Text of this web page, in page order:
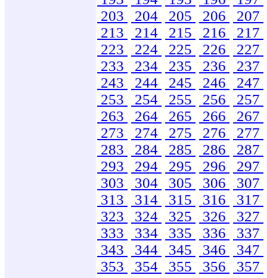
203
204 205 206
207
213
214 215 216
217
223
224 225 226
227
233
234 235 236
237
243
244 245 246
247
253
254 255 256
257
263
264 265 266
267
273
274 275 276
277
283
284 285 286
287
293
294 295 296
297
303
304 305 306
307
313
314 315 316
317
323
324 325 326
327
333
334 335 336
337
343
344 345 346
347
353
354 355 356
357